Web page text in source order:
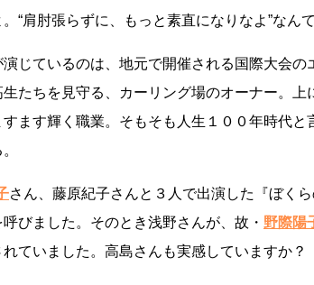
“肩肘張らずに、もっと素直になりなよ”なん
じているのは、地元で開催される国際大会の
たちを見守る、カーリング場のオーナー。
ます輝く職業。そもそも人生１００年時代と
さん、藤原紀子さんと３人で出演した『ぼく
びました。そのとき浅野さんが、故・ 野際陽
ていました。高島さんも実感していますか？